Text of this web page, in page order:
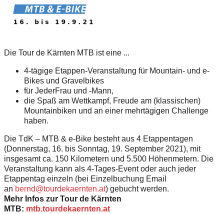
Die Tour de Kärnten MTB ist eine ...
4-tägige Etappen-Veranstaltung für Mountain- und e-
Bikes und Gravelbikes
für JederFrau und -Mann,
die Spaß am Wettkampf, Freude am (klassischen)
Mountainbiken und an einer mehrtägigen Challenge
haben.
Die TdK – MTB & e-Bike besteht aus 4 Etappentagen
(Donnerstag, 16. bis Sonntag, 19. September 2021), mit
insgesamt ca. 150 Kilometern und 5.500 Höhenmetern. Die
Veranstaltung kann als 4-Tages-Event oder auch jeder
Etappentag einzeln (bei Einzelbuchung Email
an bernd@tourdekaernten.at) gebucht werden.
Mehr Infos zur Tour de Kärnten
MTB: mtb.tourdekaernten.at